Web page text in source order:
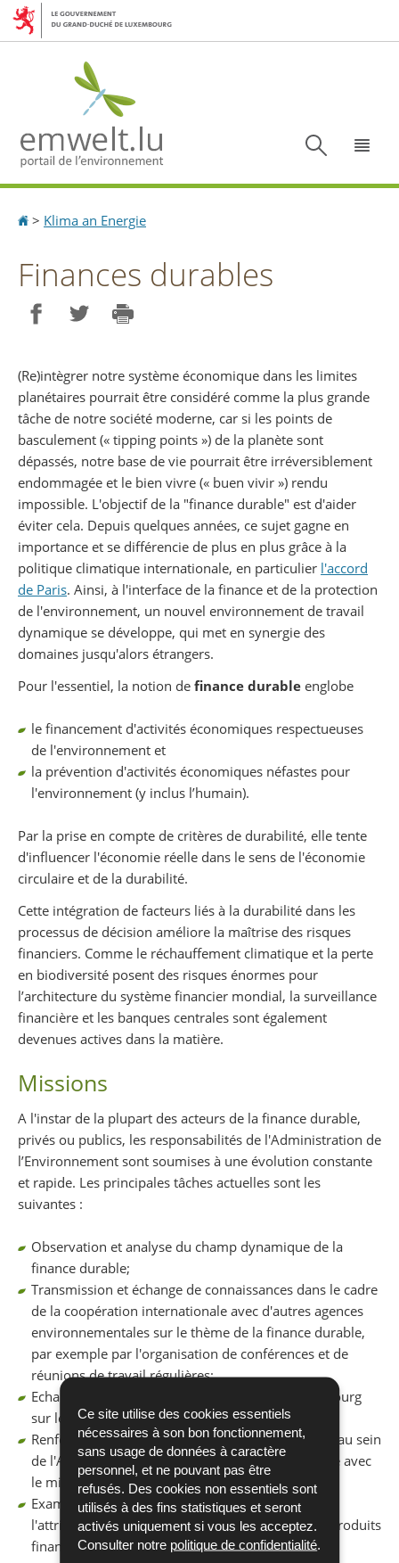
Ce site utilise des cookies essentiels
nécessaires à son bon fonctionnement,
sans usage de données à caractère
personnel, et ne pouvant pas être
refusés. Des cookies non essentiels sont
utilisés à des fins statistiques et seront
activés uniquement si vous les acceptez.
Consulter notre politique de confidentialité.
Aller
Aller
Accueil
> Klima an Energie
Finances durables
(Re)intègrer notre système économique dans les limites
planétaires pourrait être considéré comme la plus grande
tâche de notre société moderne, car si les points de
basculement (« tipping points ») de la planète sont
dépassés, notre base de vie pourrait être irréversiblement
endommagée et le bien vivre (« buen vivir ») rendu
impossible. L'objectif de la "finance durable" est d'aider
éviter cela. Depuis quelques années, ce sujet gagne en
importance et se différencie de plus en plus grâce à la
politique climatique internationale, en particulier l'accord
de Paris. Ainsi, à l'interface de la finance et de la protection
de l'environnement, un nouvel environnement de travail
dynamique se développe, qui met en synergie des
domaines jusqu'alors étrangers.
Pour l'essentiel, la notion de finance durable englobe
le financement d'activités économiques respectueuses
de l'environnement et
la prévention d'activités économiques néfastes pour
l'environnement (y inclus l’humain).
Par la prise en compte de critères de durabilité, elle tente
d'influencer l'économie réelle dans le sens de l'économie
circulaire et de la durabilité.
Cette intégration de facteurs liés à la durabilité dans les
processus de décision améliore la maîtrise des risques
financiers. Comme le réchauffement climatique et la perte
en biodiversité posent des risques énormes pour
l’architecture du système financier mondial, la surveillance
financière et les banques centrales sont également
devenues actives dans la matière.
Missions
A l'instar de la plupart des acteurs de la finance durable,
privés ou publics, les responsabilités de l'Administration de
l’Environnement sont soumises à une évolution constante
et rapide. Les principales tâches actuelles sont les
suivantes :
Observation et analyse du champ dynamique de la
finance durable;
Transmission et échange de connaissances dans le cadre
de la coopération internationale avec d'autres agences
environnementales sur le thème de la finance durable,
par exemple par l'organisation de conférences et de
réunions de travail régulières;
Echange avec d'autres acteurs publics au Luxembourg
sur les questions de réglementation;
Renforcement des connaissances et des capacités au sein
de l'Administration de l’Environnement et échange avec
le ministère de tutelle;
Examen des structures et des procédures pour
l'attribution du futur Ecolabel européen pour les produits
financiers.